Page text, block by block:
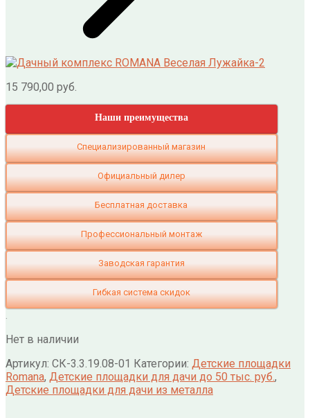
15 790,00 руб.
Наши преимущества
Специализированный магазин
Официальный дилер
Бесплатная доставка
Профессиональный монтаж
Заводская гарантия
Гибкая система скидок
Нет в наличии
Артикул: СК-3.3.19.08-01 Категории: Детские площадки
Romana, Детские площадки для дачи до 50 тыс. руб.,
Детские площадки для дачи из металла